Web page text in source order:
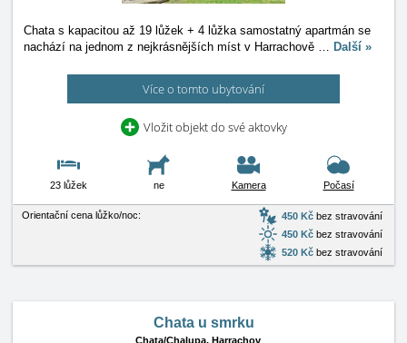
Chata s kapacitou až 19 lůžek + 4 lůžka samostatný apartmán se
nachází na jednom z nejkrásnějších míst v Harrachově … Další »
Více o tomto ubytování
Vložit objekt do své aktovky
23 lůžek ne Kamera Počasí
Orientační cena lůžko/noc: 450 Kč bez stravování
450 Kč bez stravování
520 Kč bez stravování
Chata u smrku
Chata/Chalupa, Harrachov